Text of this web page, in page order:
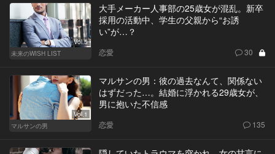
Vol.5
未来のWISH LIST
大手メーカー人事部の25歳女が混乱。新卒
採用の活動中、学生の父親から“お誘
い”が…？
恋愛 30
Vol.1
マルサンの男
マルサンの男：彼の過去なんて、関係ない
はずだった…。結婚に浮かれる29歳女が、
男に抱いた不信感
恋愛 135